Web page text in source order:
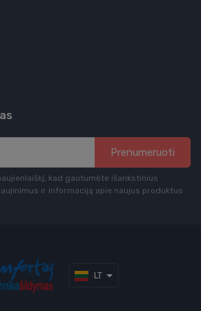
Prenumeruoti
kad gautumėte išankstinius
ir informaciją apie naujus produktus
LT